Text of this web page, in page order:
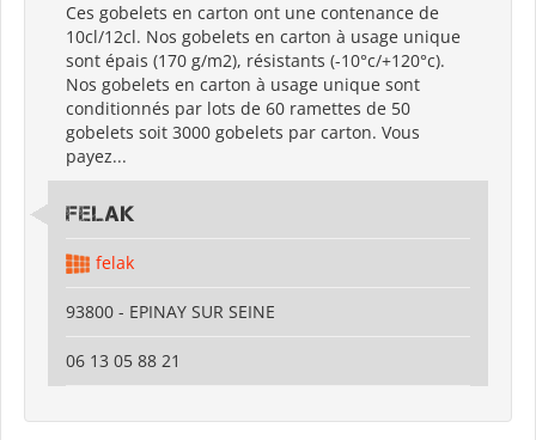
Ces gobelets en carton ont une contenance de
10cl/12cl. Nos gobelets en carton à usage unique
sont épais (170 g/m2), résistants (-10°c/+120°c).
Nos gobelets en carton à usage unique sont
conditionnés par lots de 60 ramettes de 50
gobelets soit 3000 gobelets par carton. Vous
payez...
FELAK
felak
93800 - EPINAY SUR SEINE
06 13 05 88 21